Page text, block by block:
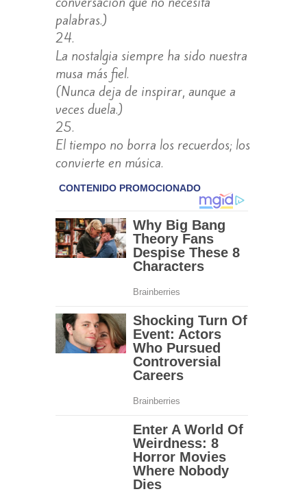
palabras.)
La nostalgia siempre ha sido nuestra
musa más fiel.
(Nunca deja de inspirar, aunque a
veces duela.)
El tiempo no borra los recuerdos; los
convierte en música.